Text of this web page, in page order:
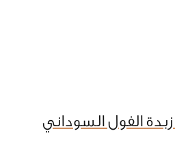
الفول السوداني